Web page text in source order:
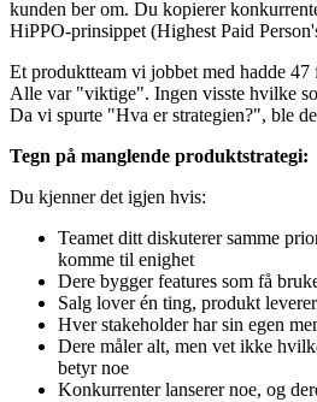
kunden ber om. Du kopierer
HiPPO-prinsippet (Highest Paid
Et produktteam vi jobbet med hadde 47
Alle var "viktige". Ingen visste hvilke
Da vi spurte "Hva er strategien?", ble
Tegn på manglende produktstrategi:
Du kjenner det igjen hvis:
Teamet ditt diskuterer samme
komme til enighet
Dere bygger features som få
Salg lover én ting, produkt
Hver stakeholder har sin egen
Dere måler alt, men vet ikke
betyr noe
Konkurrenter lanserer noe, og